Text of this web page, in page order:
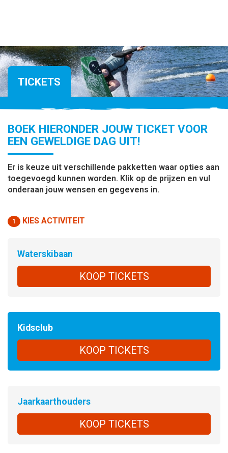
TICKETS
BOEK HIERONDER JOUW TICKET VOOR
EEN GEWELDIGE DAG UIT!
Er is keuze uit verschillende pakketten waar opties aan
toegevoegd kunnen worden. Klik op de prijzen en vul
onderaan jouw wensen en gegevens in.
1 KIES ACTIVITEIT
Waterskibaan
KOOP TICKETS
Kidsclub
KOOP TICKETS
Jaarkaarthouders
KOOP TICKETS